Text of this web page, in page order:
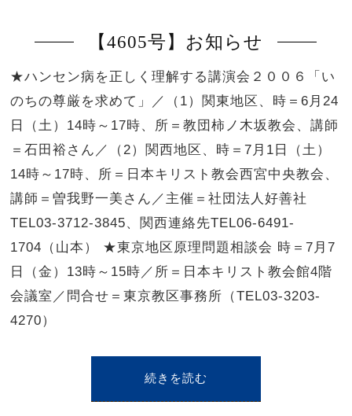
【4605号】お知らせ
★ハンセン病を正しく理解する講演会２００６「い
のちの尊厳を求めて」／（1）関東地区、時＝6月24
日（土）14時～17時、所＝教団柿ノ木坂教会、講師
＝石田裕さん／（2）関西地区、時＝7月1日（土）
14時～17時、所＝日本キリスト教会西宮中央教会、
講師＝曽我野一美さん／主催＝社団法人好善社
TEL03-3712-3845、関西連絡先TEL06-6491-
1704（山本） ★東京地区原理問題相談会 時＝7月7
日（金）13時～15時／所＝日本キリスト教会館4階
会議室／問合せ＝東京教区事務所（TEL03-3203-
4270）
続きを読む